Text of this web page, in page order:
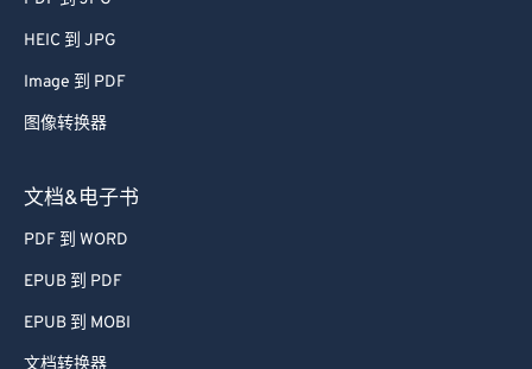
HEIC 到 JPG
Image 到 PDF
图像转换器
文档&电子书
PDF 到 WORD
EPUB 到 PDF
EPUB 到 MOBI
文档转换器